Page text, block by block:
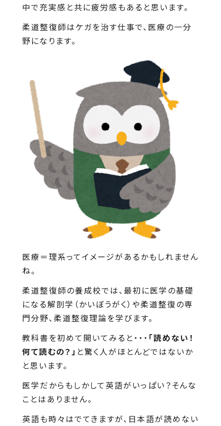
中で充実感と共に疲労感もあると思います。
柔道整復師はケガを治す仕事で、医療の一分
野になります。
医療＝理系ってイメージがあるかもしれません
ね。
柔道整復師の養成校では、最初に医学の基礎
になる解剖学（かいぼうがく）や柔道整復の専
門分野、柔道整復理論を学びます。
教科書を初めて開いてみると・・・ 「読めない！
何て読むの？」 と驚く人がほとんどではないか
と思います。
医学だからもしかして英語がいっぱい？そんな
ことはありません。
英語も時々はでてきますが、日本語が読めない